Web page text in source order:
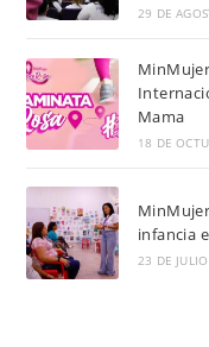
29 DE
Mama
18 DE
infancia
23 DE